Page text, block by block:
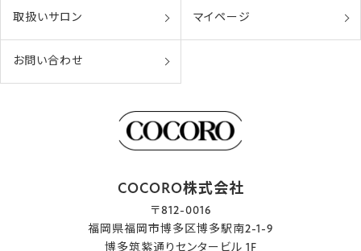
取扱いサロン マイページ
お問い合わせ
COCORO株式会社
〒812-0016
福岡県福岡市博多区博多駅南2-1-9
博多筑紫通りセンタービル 1F